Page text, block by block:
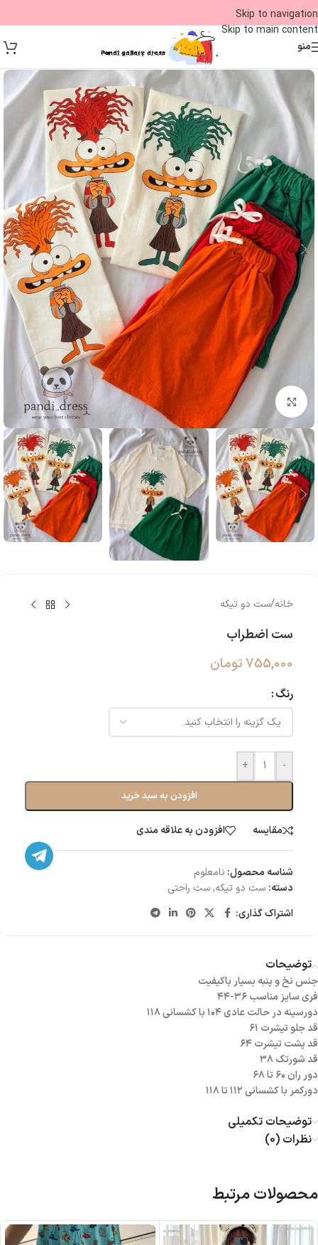
Skip to navigation
Skip to main content
09
منو
بزرگنمایی تصویر
خانه/ست دو تیکه
ست اضطراب
755,000تومان
رنگ
-
+
افزودن به سبد خرید
مقایسه افزودن به علاقه مندی
شناسه محصول: نامعلوم
دسته: ست دو تیکه,ست راحتی
اشتراک گذاری:
توضیحات
جنس نخ و پنبه بسیار باکیفیت
فری سایز مناسب ۳۶-۴۴
دورسینه در حالت عادی ۱۰۴ با کشسانی ۱۱۸
قد جلو تیشرت ۶۱
قد پشت تیشرت ۶۴
قد شورتک ۳۸
دور ران ۶۰ تا ۶۸
دورکمر با کشسانی ۱۱۲ تا ۱۱۸
توضیحات تکمیلی
نظرات (0)
محصولات مرتبط